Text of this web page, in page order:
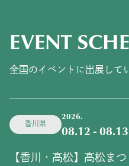
EVENT
全国のイベントに出展して
香川県
2026.
08.12 - 08.13
【香川・高松】高松ま